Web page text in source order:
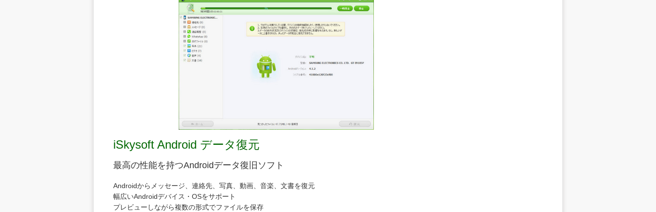
iSkysoft Android データ復元
最高の性能を持つAndroidデータ復旧ソフト
Androidからメッセージ、連絡先、写真、動画、音楽、文書を復元
幅広いAndroidデバイス・OSをサポート
プレビューしながら複数の形式でファイルを保存